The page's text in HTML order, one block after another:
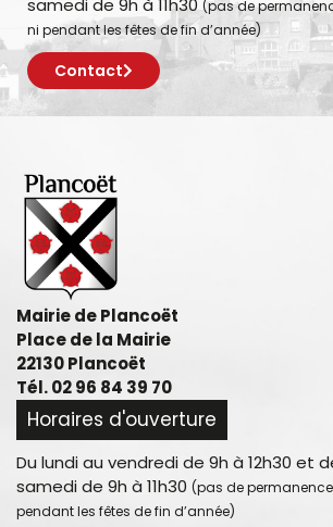
samedi de 9h à 11h30 (pas de
ni pendant les fêtes de fin d’année)
Contact
Mairie de Plancoët
Place de la Mairie
22130 Plancoët
Tél. 02 96 84 39 70
Horaires d'ouverture
Du lundi au vendredi de 9h à 12h30 et
samedi de 9h à 11h30 (pas de
pendant les fêtes de fin d’année)